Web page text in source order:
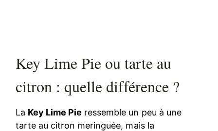
Key Lime Pie ou tarte au
citron : quelle différence ?
La Key Lime Pie ressemble un peu à une
tarte au citron meringuée, mais la